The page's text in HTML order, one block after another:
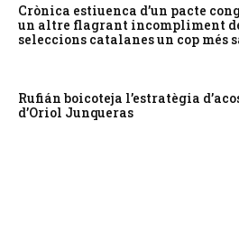
Crònica estiuenca d’un pacte
un altre flagrant incompliment
seleccions catalanes un cop més
Rufián boicoteja l’estratègia
d’Oriol Junqueras